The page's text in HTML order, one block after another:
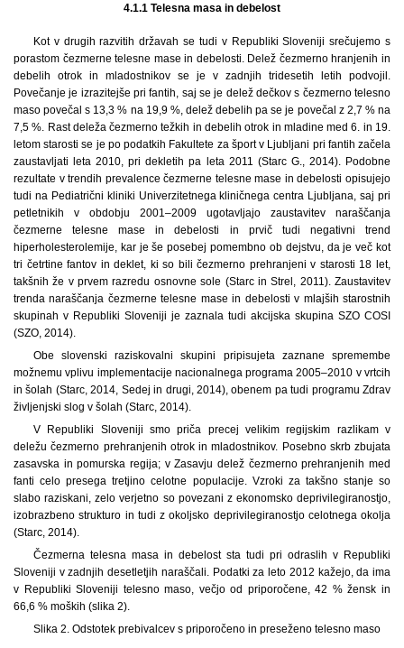
4.1.1 Telesna masa in debelost
Kot v drugih razvitih državah se tudi v Republiki Sloveniji srečujemo s
porastom čezmerne telesne mase in debelosti. Delež čezmerno hranjenih in
debelih otrok in mladostnikov se je v zadnjih tridesetih letih podvojil.
Povečanje je izrazitejše pri fantih, saj se je delež dečkov s čezmerno telesno
maso povečal s 13,3 % na 19,9 %, delež debelih pa se je povečal z 2,7 % na
7,5 %. Rast deleža čezmerno težkih in debelih otrok in mladine med 6. in 19.
letom starosti se je po podatkih Fakultete za šport v Ljubljani pri fantih začela
zaustavljati leta 2010, pri dekletih pa leta 2011 (Starc G., 2014). Podobne
rezultate v trendih prevalence čezmerne telesne mase in debelosti opisujejo
tudi na Pediatrični kliniki Univerzitetnega kliničnega centra Ljubljana, saj pri
petletnikih v obdobju 2001–2009 ugotavljajo zaustavitev naraščanja
čezmerne telesne mase in debelosti in prvič tudi negativni trend
hiperholesterolemije, kar je še posebej pomembno ob dejstvu, da je več kot
tri četrtine fantov in deklet, ki so bili čezmerno prehranjeni v starosti 18 let,
takšnih že v prvem razredu osnovne sole (Starc in Strel, 2011). Zaustavitev
trenda naraščanja čezmerne telesne mase in debelosti v mlajših starostnih
skupinah v Republiki Sloveniji je zaznala tudi akcijska skupina SZO COSI
(SZO, 2014).
Obe slovenski raziskovalni skupini pripisujeta zaznane spremembe
možnemu vplivu implementacije nacionalnega programa 2005–2010 v vrtcih
in šolah (Starc, 2014, Sedej in drugi, 2014), obenem pa tudi programu Zdrav
življenjski slog v šolah (Starc, 2014).
V Republiki Sloveniji smo priča precej velikim regijskim razlikam v
deležu čezmerno prehranjenih otrok in mladostnikov. Posebno skrb zbujata
zasavska in pomurska regija; v Zasavju delež čezmerno prehranjenih med
fanti celo presega tretjino celotne populacije. Vzroki za takšno stanje so
slabo raziskani, zelo verjetno so povezani z ekonomsko deprivilegiranostjo,
izobrazbeno strukturo in tudi z okoljsko deprivilegiranostjo celotnega okolja
(Starc, 2014).
Čezmerna telesna masa in debelost sta tudi pri odraslih v Republiki
Sloveniji v zadnjih desetletjih naraščali. Podatki za leto 2012 kažejo, da ima
v Republiki Sloveniji telesno maso, večjo od priporočene, 42 % žensk in
66,6 % moških (slika 2).
Slika 2. Odstotek prebivalcev s priporočeno in preseženo telesno maso